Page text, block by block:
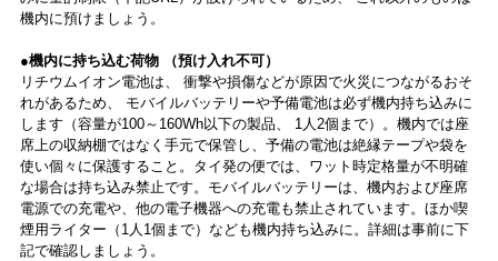
機内に預けましょう。
●機内に持ち込む荷物 （預け入れ不可）
リチウムイオン電池は、 衝撃や損傷などが原因で火災につながるおそ
れがあるため、 モバイルバッテリーや予備電池は必ず機内持ち込みに
します（容量が100～160Wh以下の製品、 1人2個まで）。機内では座
席上の収納棚ではなく手元で保管し、予備の電池は絶縁テープや袋を
使い個々に保護すること。タイ発の便では、ワット時定格量が不明確
な場合は持ち込み禁止です。モバイルバッテリーは、機内および座席
電源での充電や、他の電子機器への充電も禁止されています。ほか喫
煙用ライター（1人1個まで）なども機内持ち込みに。詳細は事前に下
記で確認しましょう。